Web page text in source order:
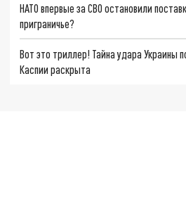
НАТО впервые за СВО остановили
приграничье?
Вот это триллер! Тайна удара Украины
Каспии раскрыта